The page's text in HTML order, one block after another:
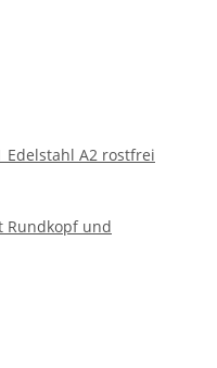
Edelstahl A2 rostfrei